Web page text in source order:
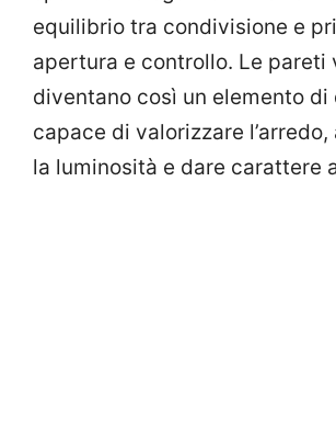
equilibrio tra condivisione e
apertura e controllo. Le pareti
diventano così un elemento di
capace di valorizzare l’arredo,
la luminosità e dare carattere